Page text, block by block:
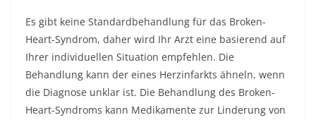
Es gibt keine Standardbehandlung für das Broken-
Heart-Syndrom, daher wird Ihr Arzt eine basierend auf
Ihrer individuellen Situation empfehlen. Die
Behandlung kann der eines Herzinfarkts ähneln, wenn
die Diagnose unklar ist. Die Behandlung des Broken-
Heart-Syndroms kann Medikamente zur Linderung von